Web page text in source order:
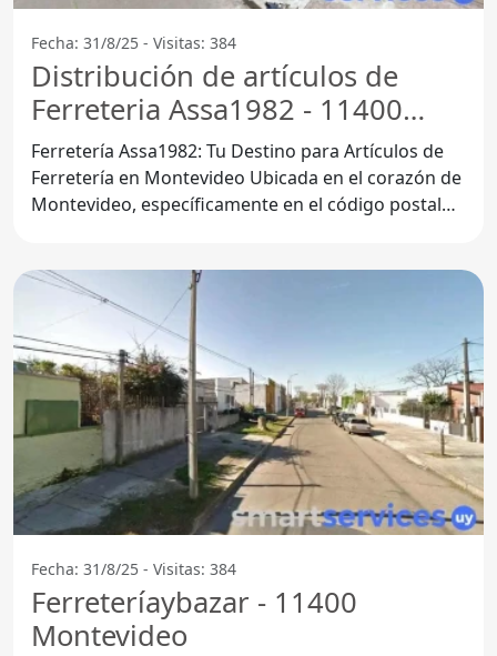
Fecha: 31/8/25 - Visitas: 384
Distribución de artículos de
Ferreteria Assa1982 - 11400
Montevideo
Ferretería Assa1982: Tu Destino para Artículos de
Ferretería en Montevideo Ubicada en el corazón de
Montevideo, específicamente en el código postal
Fecha: 31/8/25 - Visitas: 384
Ferreteríaybazar - 11400
Montevideo